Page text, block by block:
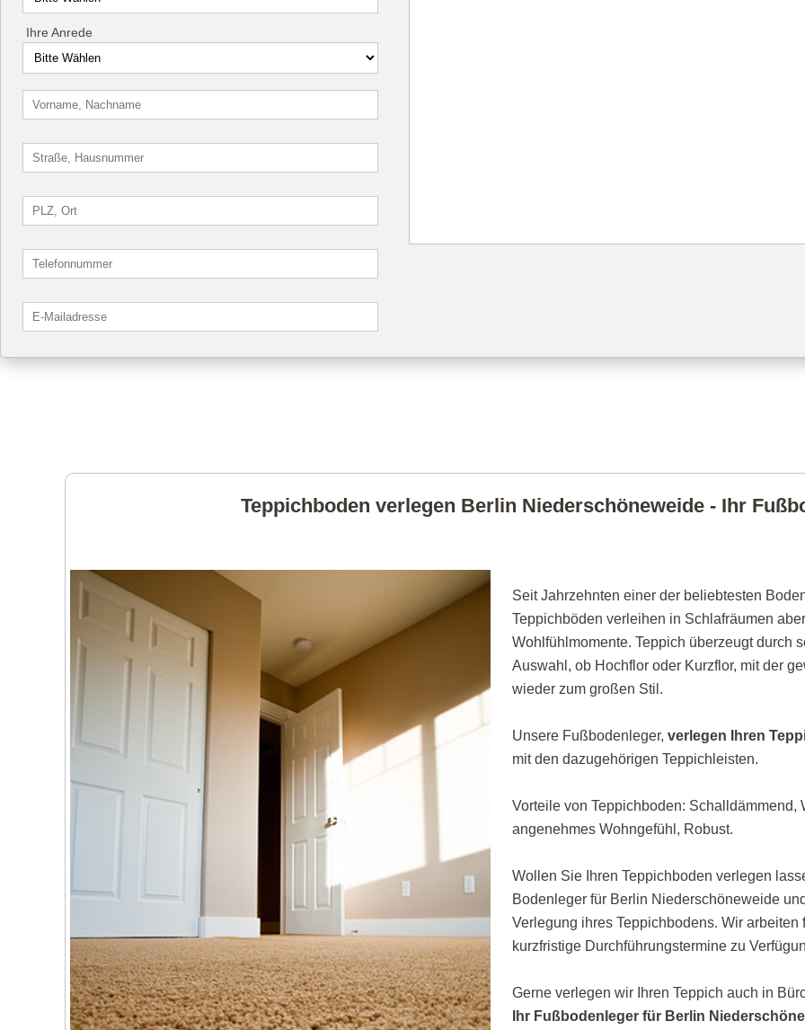
Ihre Anrede
Teppichboden verlegen Berlin Niederschöneweide - Ihr
Seit Jahrzehnten einer der beliebtesten
Teppichböden verleihen in Schlafräumen
Wohlfühlmomente. Teppich überzeugt durch
Auswahl, ob Hochflor oder Kurzflor, mit der
wieder zum großen Stil.
Unsere Fußbodenleger,verlegen Ihren
mit den dazugehörigen Teppichleisten.
Vorteile von Teppichboden:
angenehmes Wohngefühl, Robust.
Wollen Sie Ihren Teppichboden verlegen
Bodenleger für Berlin Niederschöneweide
Verlegung ihres Teppichbodens. Wir
kurzfristige Durchführungstermine zu
Gerne verlegen wir Ihren Teppich auch in
Ihr Fußbodenleger für Berlin